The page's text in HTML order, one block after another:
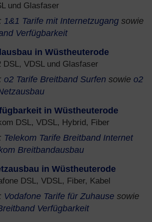
und Glasfaser
1&1 Tarife mit Internetzugang sowie
Verfügbarkeit
in Wüstheuterode
DSL, VDSL und Glasfaser
o2 Tarife Breitband Surfen sowie o2
in Wüstheuterode
DSL, VDSL, Hybrid, Fiber
Telekom Tarife Breitband Internet
Breitbandausbau
in Wüstheuterode
DSL, VDSL, Fiber, Kabel
Vodafone Tarife für Zuhause sowie
Verfügbarkeit